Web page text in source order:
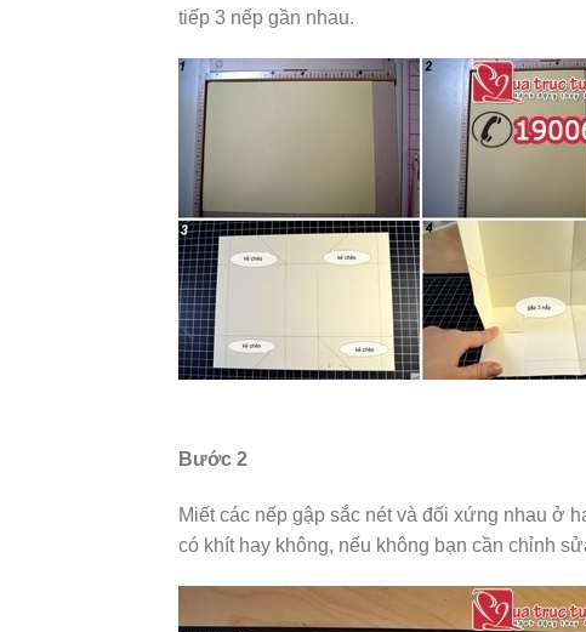
tiếp 3 nếp gần nhau.
Bước 2
Miết các nếp gập sắc nét và đối xứng nhau ở
có khít hay không, nếu không bạn cần chỉnh